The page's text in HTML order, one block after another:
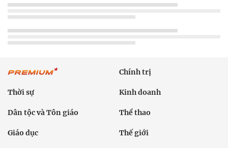
Chính trị
Thời sự Kinh doanh
Dân tộc và Tôn giáo Thể thao
Giáo dục Thế giới